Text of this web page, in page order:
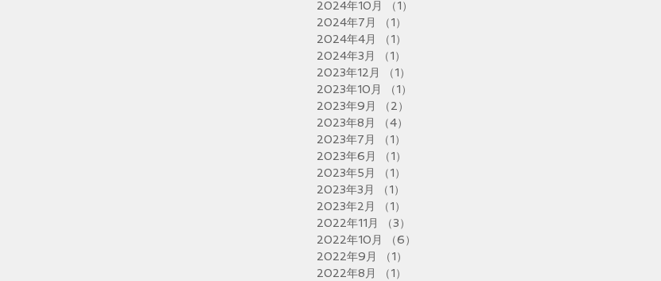
2024年10月
（1）
2024年7月
（1）
2024年4月
（1）
2024年3月
（1）
2023年12月
（1）
2023年10月
（1）
2023年9月
（2）
2023年8月
（4）
2023年7月
（1）
2023年6月
（1）
2023年5月
（1）
2023年3月
（1）
2023年2月
（1）
2022年11月
（3）
2022年10月
（6）
2022年9月
（1）
2022年8月
（1）